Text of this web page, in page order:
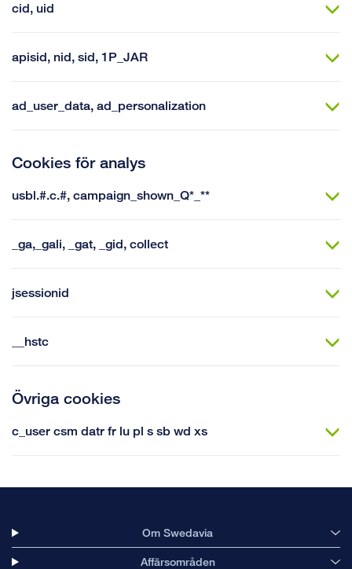
cid, uid
apisid, nid, sid, 1P_JAR
ad_user_data, ad_personalization
Cookies för analys
usbl.#.c.#, campaign_shown_Q*_**
_ga,_gali, _gat, _gid, collect
jsessionid
__hstc
Övriga cookies
c_user csm datr fr lu pl s sb wd xs
Om Swedavia
Affärsområden